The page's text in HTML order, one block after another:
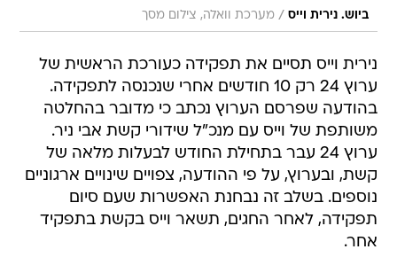
ביוש. נירית וייס / מערכת וואלה, צילום מסך
נירית וייס תסיים את תפקידה כעורכת הראשית של
ערוץ 24 רק 10 חודשים אחרי שנכנסה לתפקידה.
בהודעה שפרסם הערוץ נכתב כי מדובר בהחלטה
משותפת של וייס עם מנכ"ל שידורי קשת אבי ניר.
ערוץ 24 עבר בתחילת החודש לבעלות מלאה של
קשת, ובערוץ, על פי ההודעה, צפויים שינויים ארגוניים
נוספים. בשלב זה נבחנת האפשרות שעם סיום
תפקידה, לאחר החגים, תשאר וייס בקשת בתפקיד
אחר.